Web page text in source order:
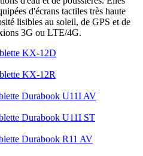
d'écrans tactiles très haute
lisibles au soleil, de GPS et de
3G ou LTE/4G.
KX-12D
KX-12R
Durabook U11I AV
Durabook U11I ST
Durabook R11 AV